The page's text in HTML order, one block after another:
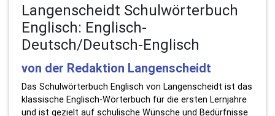
Langenscheidt Schulwörterbuch
Englisch: Englisch-
Deutsch/Deutsch-Englisch
von der Redaktion Langenscheidt
Das Schulwörterbuch Englisch von Langenscheidt ist das
klassische Englisch-Wörterbuch für die ersten Lernjahre
und ist gezielt auf schulische Wünsche und Bedürfnisse